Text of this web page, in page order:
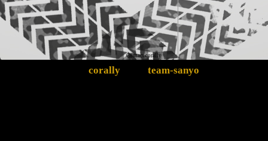
Contact corally
corally team-sanyo